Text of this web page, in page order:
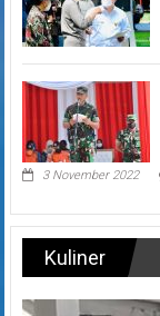
3 November 2022
Kuliner